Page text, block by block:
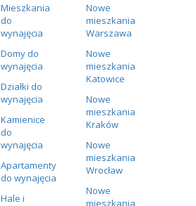
Mieszkania
do
wynajęcia
Domy do
wynajęcia
Działki do
wynajęcia
Kamienice
do
wynajęcia
Apartamenty
do wynajęcia
Hale i
Nowe
mieszkania
Warszawa
Nowe
mieszkania
Katowice
Nowe
mieszkania
Kraków
Nowe
mieszkania
Wrocław
Nowe
mieszkania